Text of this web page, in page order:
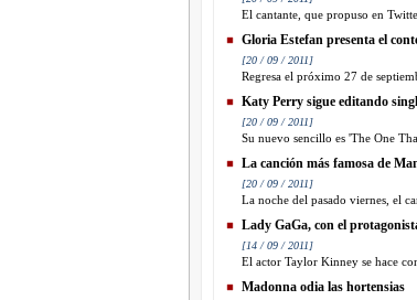
El cantante, que propuso en
Gloria Estefan presenta el
[20 / 09 / 2011]
Regresa el próximo 27 de
Katy Perry sigue editando
[20 / 09 / 2011]
Su nuevo sencillo es 'The One
La canción más famosa de
[20 / 09 / 2011]
La noche del pasado viernes, el
Lady GaGa, con el
[14 / 09 / 2011]
El actor Taylor Kinney se hace
Madonna odia las hortensias